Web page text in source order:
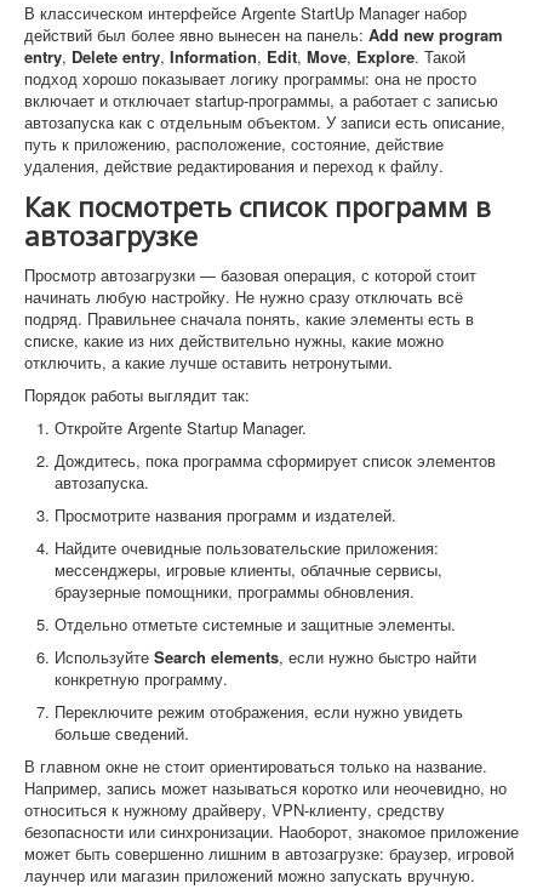
В классическом интерфейсе Argente StartUp Manager набор
действий был более явно вынесен на панель: Add new program
entry, Delete entry, Information, Edit, Move, Explore. Такой
подход хорошо показывает логику программы: она не просто
включает и отключает startup-программы, а работает с записью
автозапуска как с отдельным объектом. У записи есть описание,
путь к приложению, расположение, состояние, действие
удаления, действие редактирования и переход к файлу.
Как посмотреть список программ в
автозагрузке
Просмотр автозагрузки — базовая операция, с которой стоит
начинать любую настройку. Не нужно сразу отключать всё
подряд. Правильнее сначала понять, какие элементы есть в
списке, какие из них действительно нужны, какие можно
отключить, а какие лучше оставить нетронутыми.
Порядок работы выглядит так:
Откройте Argente Startup Manager.
Дождитесь, пока программа сформирует список элементов
автозапуска.
Просмотрите названия программ и издателей.
Найдите очевидные пользовательские приложения:
мессенджеры, игровые клиенты, облачные сервисы,
браузерные помощники, программы обновления.
Отдельно отметьте системные и защитные элементы.
Используйте Search elements, если нужно быстро найти
конкретную программу.
Переключите режим отображения, если нужно увидеть
больше сведений.
В главном окне не стоит ориентироваться только на название.
Например, запись может называться коротко или неочевидно, но
относиться к нужному драйверу, VPN-клиенту, средству
безопасности или синхронизации. Наоборот, знакомое приложение
может быть совершенно лишним в автозагрузке: браузер, игровой
лаунчер или магазин приложений можно запускать вручную.